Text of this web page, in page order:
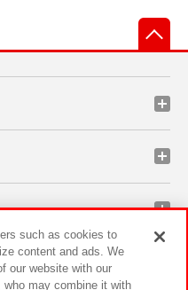
such as cookies to
content and ads. We
our website with our
may combine it with